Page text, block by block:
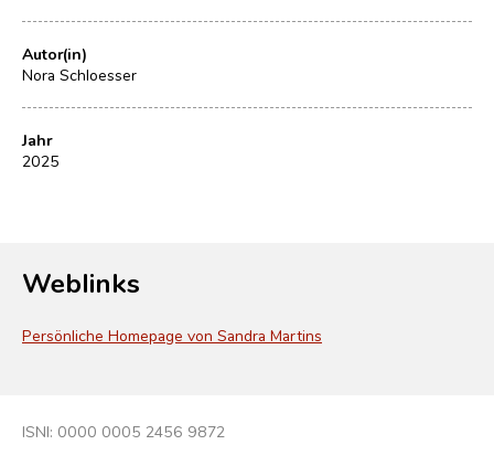
Autor(in)
Nora Schloesser
Jahr
2025
Weblinks
Persönliche Homepage von Sandra Martins
ISNI: 0000 0005 2456 9872